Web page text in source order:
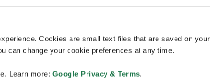
Cookies are small text files that are saved on your
can change your cookie preferences at any time.
Learn more: Google Privacy & Terms.